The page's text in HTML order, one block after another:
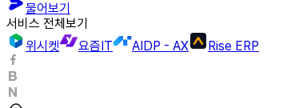
물어보기
서비스 전체보기
위시켓
요즘IT AIDP - AX Rise ERP